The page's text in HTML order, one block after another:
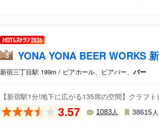
3 YONA YONA BEER WORKS
新宿三丁目駅 199m / ビアホール、ビアバー、 バー
【新宿駅1分!地下に広がる135席の空間】クラフ
3.57 1083人 38615 人